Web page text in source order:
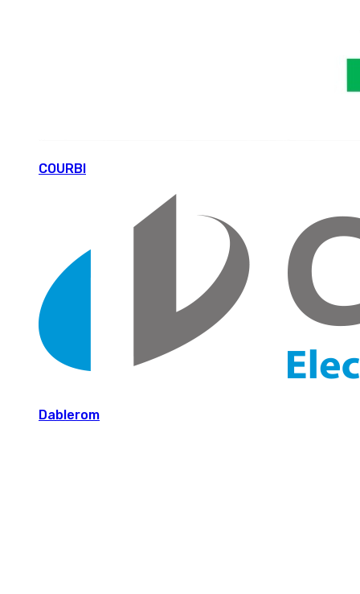
COURBI
Dablerom